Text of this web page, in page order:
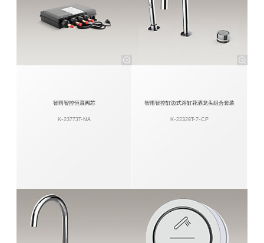
智雨智控恒温阀芯
K-23773T-NA
智雨智控缸边式浴缸花洒龙头组合套装
K-22328T-7-CP